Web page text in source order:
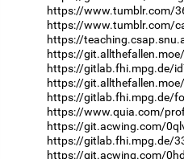
https://www.tumblr.com/
https://www.tumblr.com/
https://
https://
https://gitlab.fhi.mpg.de/
https://
https://gitlab.fhi.mpg.de/
https://www.quia.com/
https://git.acwing.com/
https://gitlab.fhi.mpg.de/
https://git.acwing.com/